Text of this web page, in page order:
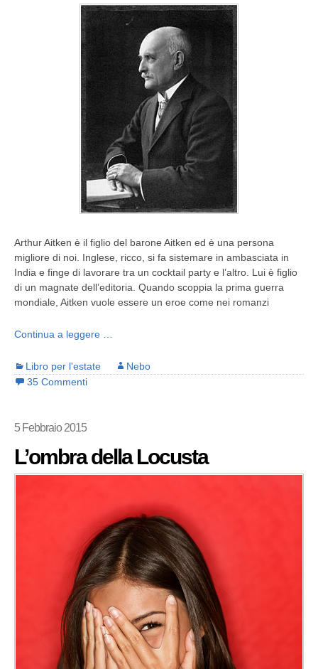
Arthur Aitken è il figlio del barone Aitken ed è una persona
migliore di noi. Inglese, ricco, si fa sistemare in ambasciata in
India e finge di lavorare tra un cocktail party e l’altro. Lui è figlio
di un magnate dell’editoria. Quando scoppia la prima guerra
mondiale, Aitken vuole essere un eroe come nei romanzi
Continua a leggere …
Libro per l'estate
Nebo
35 Commenti
5 Febbraio 2015
L’ombra della Locusta